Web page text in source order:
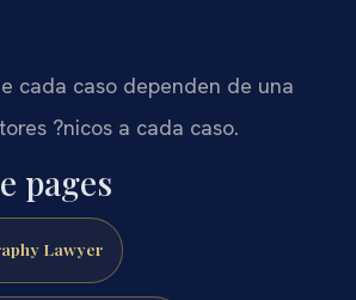
cada caso dependen de una
?nicos a cada caso.
pages
Lawyer